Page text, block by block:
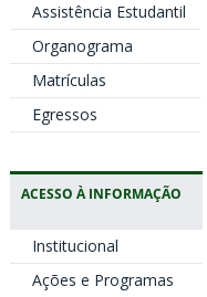
Assistência Estudantil
Organograma
Matrículas
Egressos
ACESSO À INFORMAÇÃO
Institucional
Ações e Programas